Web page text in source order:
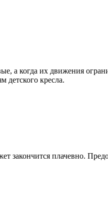
а когда их движения
детского кресла.
закончится плачевно.